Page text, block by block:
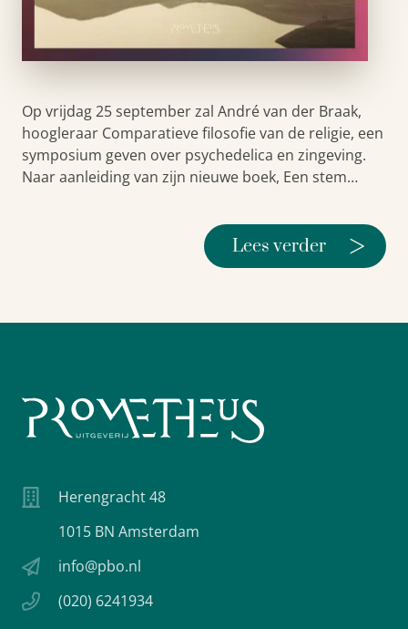
Op vrijdag 25 september zal André van der Braak,
hoogleraar Comparatieve filosofie van de religie, een
symposium geven over psychedelica en zingeving.
Naar aanleiding van zijn nieuwe boek, Een stem…
Lees verder >
Herengracht 48
1015 BN Amsterdam
info@pbo.nl
(020) 6241934